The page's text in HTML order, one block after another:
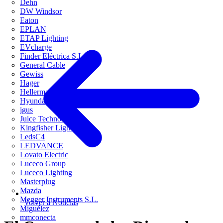
Dehn
DW Windsor
Eaton
EPLAN
ETAP Lighting
EVcharge
Finder Eléctrica S.L.U
General Cable
Gewiss
Hager
HellermannTyton
Hyundai Electric
igus
Juice Technology
Kingfisher Lighting
LedsC4
LEDVANCE
Lovato Electric
Luceco Group
Luceco Lighting
Masterplug
Mazda
Megger Instruments S.L.
Miguélez
mmconecta
Volver a Noticias